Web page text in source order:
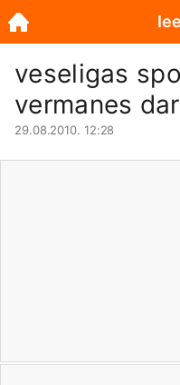
veseligas
vermanes
29.08.2010. 12:28